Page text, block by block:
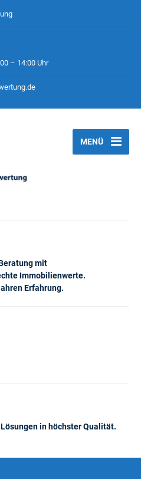
– 14:00 Uhr
mit
Immobilienwerte.
Erfahrung.
MENÜ
in höchster Qualität.